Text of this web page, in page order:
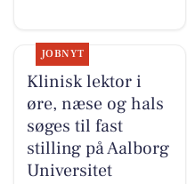
JOBNYT
Klinisk lektor i
øre, næse og hals
søges til fast
stilling på Aalborg
Universitet